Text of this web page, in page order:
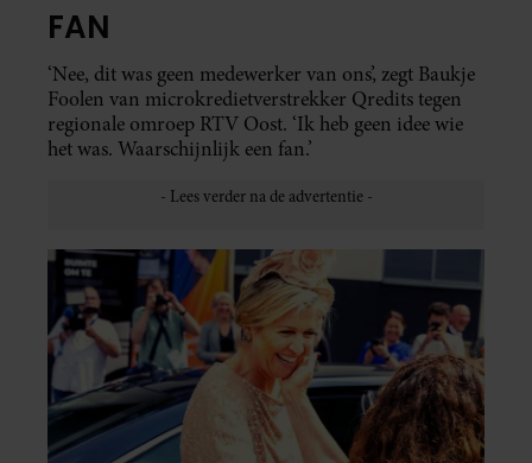
FAN
‘Nee, dit was geen medewerker van ons’, zegt Baukje
Foolen van microkredietverstrekker Qredits tegen
regionale omroep RTV Oost. ‘Ik heb geen idee wie
het was. Waarschijnlijk een fan.’